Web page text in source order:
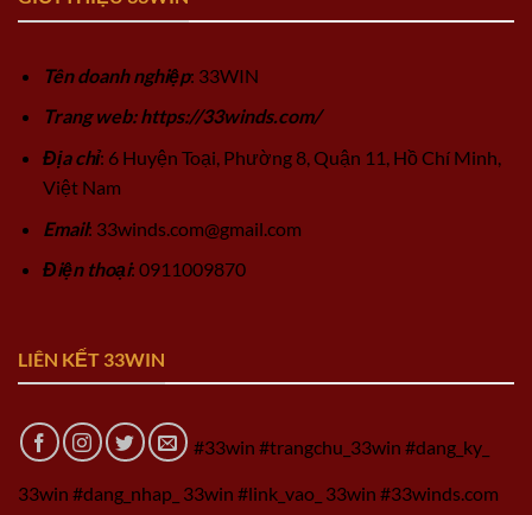
Tên doanh nghiệp: 33WIN
Trang web: https://33winds.com/
Địa chỉ: 6 Huyện Toại, Phường 8, Quận 11, Hồ Chí Minh,
Việt Nam
Email: 33winds.com@gmail.com
Điện thoại: 0911009870
LIÊN KẾT 33WIN
#33win #trangchu_33win #dang_ky_
33win #dang_nhap_ 33win #link_vao_ 33win #33winds.com